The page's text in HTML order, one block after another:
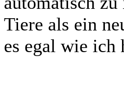
Tiere als ein
es egal wie ich